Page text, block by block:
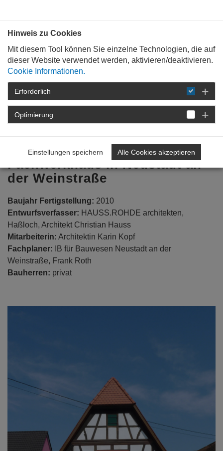
STARTSEITE
PREISE
UND AUSZEICHNUNGSVERFAHREN
ARCHITEKTURPREIS ENERGIE 2013
Fachwerkhaus in Neustadt an
der Weinstraße
Baujahr Fertigstellung: 2010
Entwurfsverfasser: HAUSS.ROHDE architekten,
Haßloch, Architekt Christian Hauss
Mitarbeiterin: Architektin Karin Kopf
Fachplaner: IB für Bauwesen Neustadt an der
Weinstraße, Frank Roth
Bauherren: privat
Hinweis zu Cookies
Mit diesem Tool können Sie einzelne Technologien, die auf
dieser Website verwendet werden, aktivieren/deaktivieren.
Cookie Informationen.
Erforderlich
Optimierung
Einstellungen speichern Alle Cookies akzeptieren